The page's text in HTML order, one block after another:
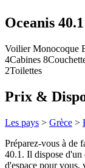
Oceanis 40.1
Voilier Monocoque
4Cabines 8
2Toilettes
Prix &
Les pays > Grèce >
Préparez-vous à de
40.1. Il dispose d'un
d'espace pour